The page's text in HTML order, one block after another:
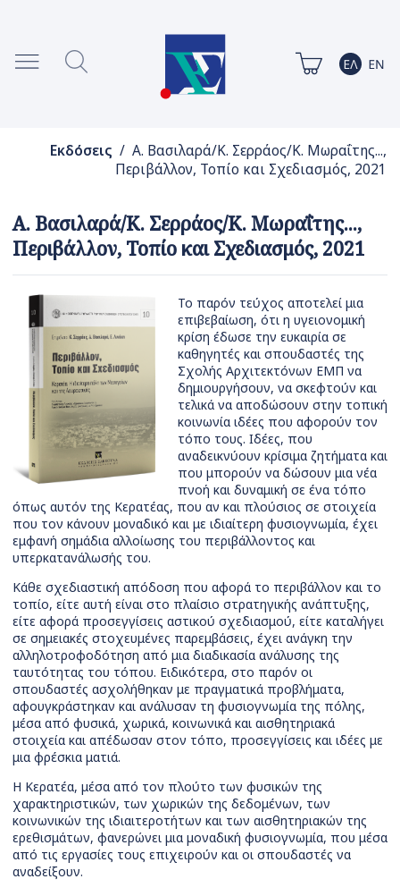
Εκδόσεις / Α. Βασιλαρά/Κ. Σερράος/Κ. Μωραΐτης...,
Περιβάλλον, Τοπίο και Σχεδιασμός, 2021
Α. Βασιλαρά/Κ. Σερράος/Κ. Μωραΐτης...,
Περιβάλλον, Τοπίο και Σχεδιασμός, 2021
Το παρόν τεύχος αποτελεί μια
επιβεβαίωση, ότι η υγειονομική
κρίση έδωσε την ευκαιρία σε
καθηγητές και σπουδαστές της
Σχολής Αρχιτεκτόνων ΕΜΠ να
δημιουργήσουν, να σκεφτούν και
τελικά να αποδώσουν στην τοπική
κοινωνία ιδέες που αφορούν τον
τόπο τους. Ιδέες, που
αναδεικνύουν κρίσιμα ζητήματα και
που μπορούν να δώσουν μια νέα
πνοή και δυναμική σε ένα τόπο
όπως αυτόν της Κερατέας, που αν και πλούσιος σε στοιχεία
που τον κάνουν μοναδικό και με ιδιαίτερη φυσιογνωμία, έχει
εμφανή σημάδια αλλοίωσης του περιβάλλοντος και
υπερκατανάλωσής του.
Κάθε σχεδιαστική απόδοση που αφορά το περιβάλλον και το
τοπίο, είτε αυτή είναι στο πλαίσιο στρατηγικής ανάπτυξης,
είτε αφορά προσεγγίσεις αστικού σχεδιασμού, είτε καταλήγει
σε σημειακές στοχευμένες παρεμβάσεις, έχει ανάγκη την
αλληλοτροφοδότηση από μια διαδικασία ανάλυσης της
ταυτότητας του τόπου. Ειδικότερα, στο παρόν οι
σπουδαστές ασχολήθηκαν με πραγματικά προβλήματα,
αφουγκράστηκαν και ανάλυσαν τη φυσιογνωμία της πόλης,
μέσα από φυσικά, χωρικά, κοινωνικά και αισθητηριακά
στοιχεία και απέδωσαν στον τόπο, προσεγγίσεις και ιδέες με
μια φρέσκια ματιά.
Η Κερατέα, μέσα από τον πλούτο των φυσικών της
χαρακτηριστικών, των χωρικών της δεδομένων, των
κοινωνικών της ιδιαιτεροτήτων και των αισθητηριακών της
ερεθισμάτων, φανερώνει μια μοναδική φυσιογνωμία, που μέσα
από τις εργασίες τους επιχειρούν και οι σπουδαστές να
αναδείξουν.